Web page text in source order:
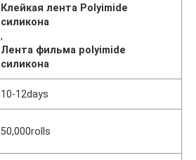
Клейкая лента Polyimide
силикона
,
Лента фильма polyimide
силикона
10-12days
50,000rolls